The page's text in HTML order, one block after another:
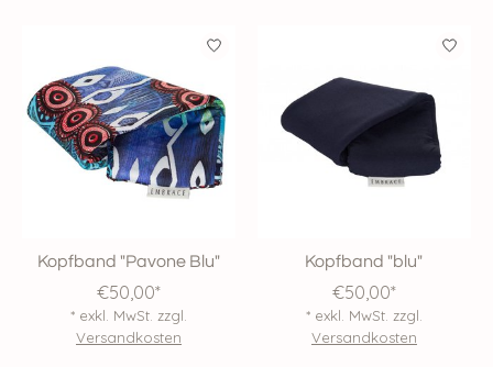
Kopfband "Pavone Blu"
€50,00*
* exkl. MwSt. zzgl.
Versandkosten
Kopfband "blu"
€50,00*
* exkl. MwSt. zzgl.
Versandkosten